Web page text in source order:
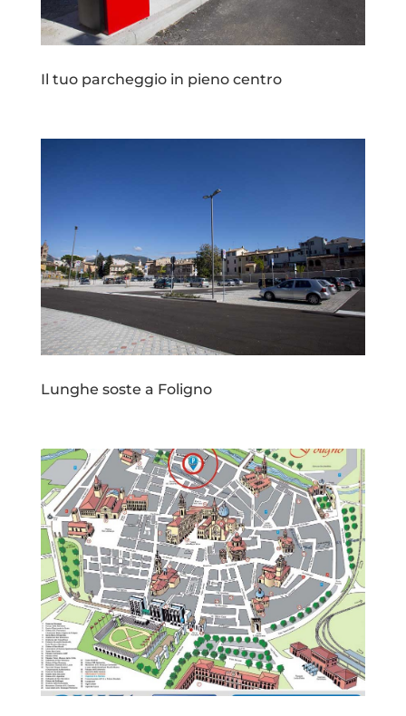
Il tuo parcheggio in pieno centro
Lunghe soste a Foligno